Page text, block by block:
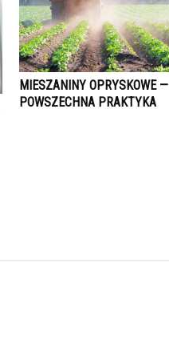
MIESZANINY OPRYSKOWE —
POWSZECHNA PRAKTYKA